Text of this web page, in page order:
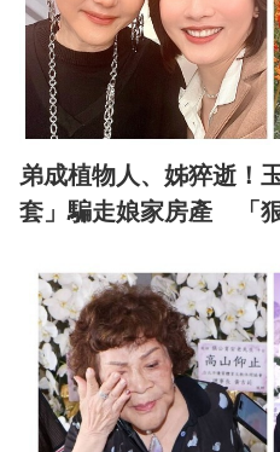
弟成植物人、姊猝逝！
套」騙走娘家房產 「